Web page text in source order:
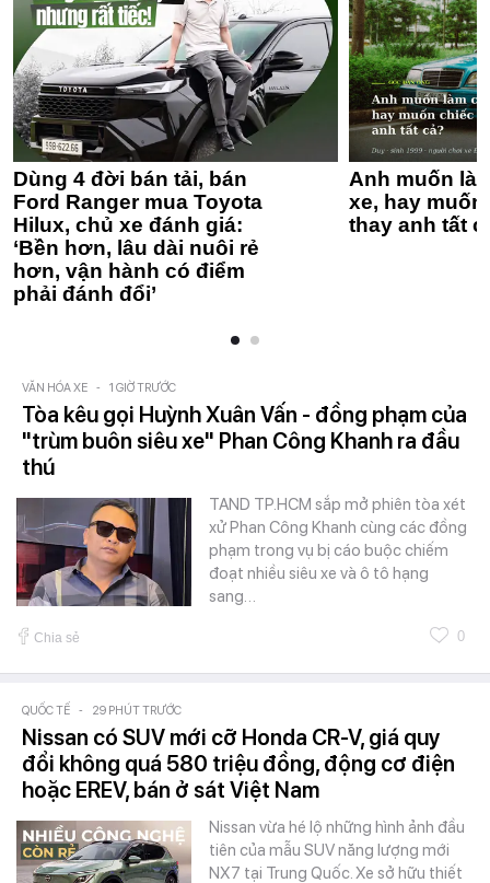
Dùng 4 đời bán tải, bán
Ford Ranger mua Toyota
Hilux, chủ xe đánh giá:
‘Bền hơn, lâu dài nuôi rẻ
hơn, vận hành có điểm
phải đánh đổi’
Anh muốn
xe, hay
thay anh tất
VĂN HÓA XE - 1 GIỜ TRƯỚC
Tòa kêu gọi Huỳnh Xuân Vấn - đồng phạm của
"trùm buôn siêu xe" Phan Công Khanh ra đầu
thú
TAND TP.HCM sắp mở phiên tòa xét
xử Phan Công Khanh cùng các đồng
phạm trong vụ bị cáo buộc chiếm
đoạt nhiều siêu xe và ô tô hạng
sang…
Chia sẻ 0
QUỐC TẾ - 29 PHÚT TRƯỚC
Nissan có SUV mới cỡ Honda CR-V, giá quy
đổi không quá 580 triệu đồng, động cơ điện
hoặc EREV, bán ở sát Việt Nam
Nissan vừa hé lộ những hình ảnh đầu
tiên của mẫu SUV năng lượng mới
NX7 tại Trung Quốc. Xe sở hữu thiết